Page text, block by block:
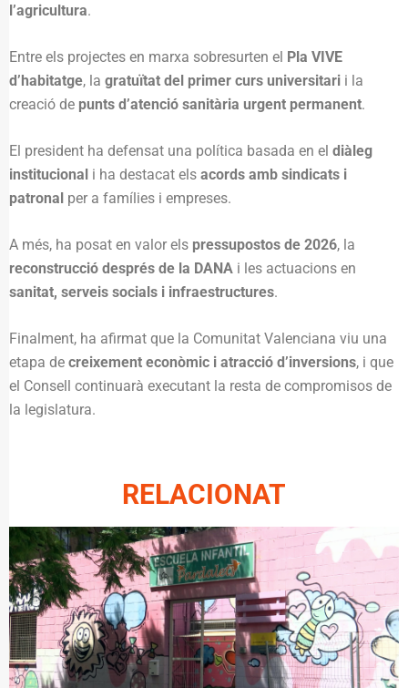
l’agricultura.
Entre els projectes en marxa sobresurten el Pla VIVE
d’habitatge, la gratuïtat del primer curs universitari i la
creació de punts d’atenció sanitària urgent permanent.
El president ha defensat una política basada en el diàleg
institucional i ha destacat els acords amb sindicats i
patronal per a famílies i empreses.
A més, ha posat en valor els pressupostos de 2026, la
reconstrucció després de la DANA i les actuacions en
sanitat, serveis socials i infraestructures.
Finalment, ha afirmat que la Comunitat Valenciana viu una
etapa de creixement econòmic i atracció d’inversions, i que
el Consell continuarà executant la resta de compromisos de
la legislatura.
RELACIONAT